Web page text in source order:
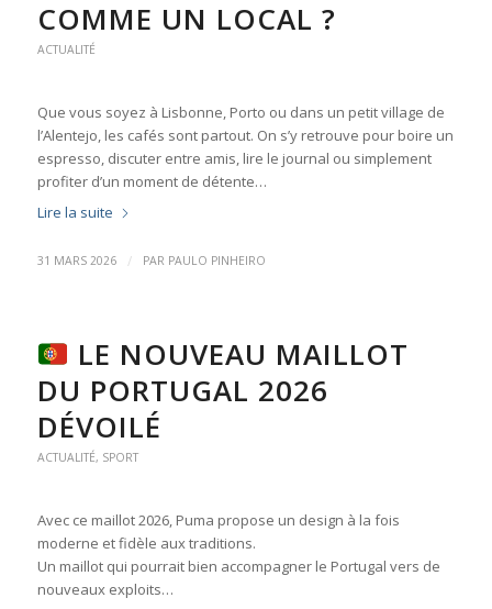
COMME UN LOCAL ?
ACTUALITÉ
Que vous soyez à Lisbonne, Porto ou dans un petit village de
l’Alentejo, les cafés sont partout. On s’y retrouve pour boire un
espresso, discuter entre amis, lire le journal ou simplement
profiter d’un moment de détente…
Lire la suite
31 MARS 2026 / PAR PAULO PINHEIRO
LE NOUVEAU MAILLOT
DU PORTUGAL 2026
DÉVOILÉ
ACTUALITÉ, SPORT
Avec ce maillot 2026, Puma propose un design à la fois
moderne et fidèle aux traditions.
Un maillot qui pourrait bien accompagner le Portugal vers de
nouveaux exploits…